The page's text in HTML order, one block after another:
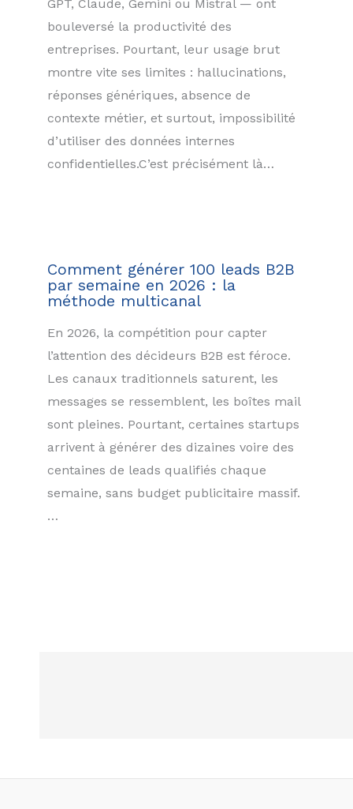
GPT, Claude, Gemini ou Mistral — ont
bouleversé la productivité des
entreprises. Pourtant, leur usage brut
montre vite ses limites : hallucinations,
réponses génériques, absence de
contexte métier, et surtout, impossibilité
d’utiliser des données internes
confidentielles.C’est précisément là…
Comment générer 100 leads B2B
par semaine en 2026 : la
méthode multicanal
En 2026, la compétition pour capter
l’attention des décideurs B2B est féroce.
Les canaux traditionnels saturent, les
messages se ressemblent, les boîtes mail
sont pleines. Pourtant, certaines startups
arrivent à générer des dizaines voire des
centaines de leads qualifiés chaque
semaine, sans budget publicitaire massif.
…